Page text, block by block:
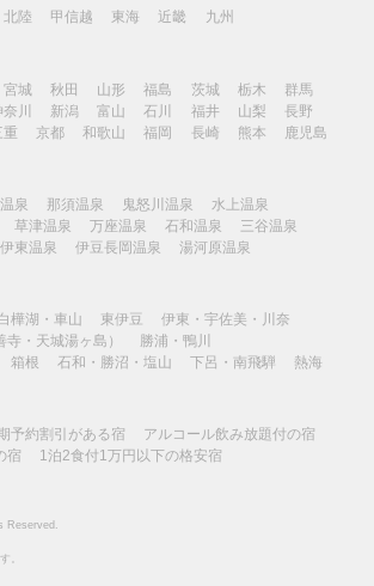
北陸 甲信越 東海 近畿 九州
宮城 秋田 山形 福島 茨城 栃木
群馬
川 新潟 富山 石川 福井 山梨
長野
重 京都 和歌山 福岡 長崎 熊本 鹿児島
泉 那須温泉 鬼怒川温泉
水上温泉
草津温泉 万座温泉 石和温泉
三谷温泉
伊東温泉 伊豆長岡温泉 湯河原温泉
樺湖・車山 東伊豆
伊東・宇佐美・川奈
・天城湯ヶ島）
勝浦・鴨川
箱根 石和・勝沼・塩山 下呂・南飛騨 熱海
予約割引がある宿
アルコール飲み放題付の宿
宿
1泊2食付1万円以下の格安宿
Reserved.
。